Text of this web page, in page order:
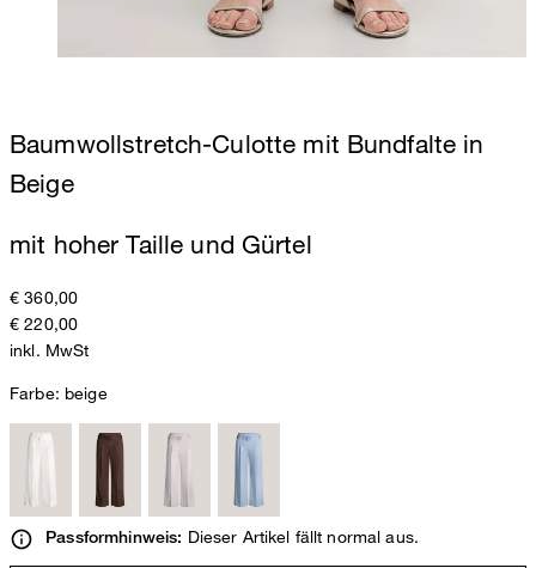
Baumwollstretch-Culotte mit Bundfalte in
Beige
mit hoher Taille und Gürtel
€ 360,00
€ 220,00
inkl. MwSt
Farbe: beige
Passformhinweis: Dieser Artikel fällt normal aus.